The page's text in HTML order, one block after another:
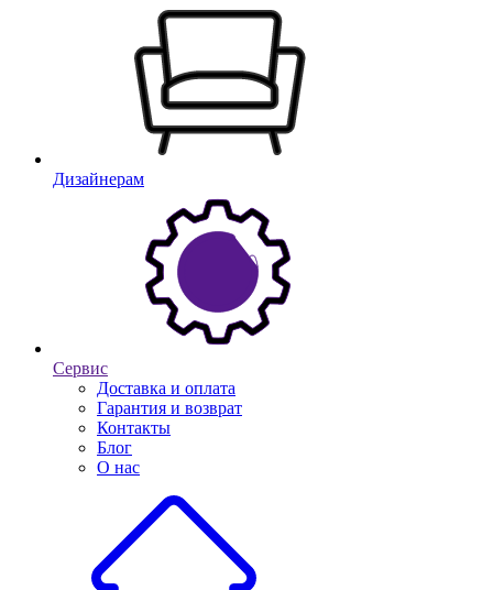
Дизайнерам
Сервис
Доставка и оплата
Гарантия и возврат
Контакты
Блог
О нас